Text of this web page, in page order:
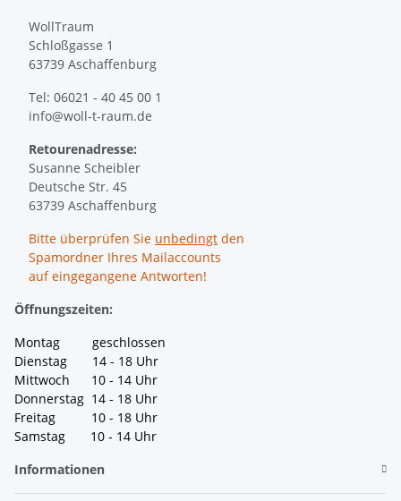
WollTraum
Schloßgasse 1
63739 Aschaffenburg
Tel: 06021 - 40 45 00 1
info@woll-t-raum.de
Retourenadresse:
Susanne Scheibler
Deutsche Str. 45
63739 Aschaffenburg
Bitte überprüfen Sie unbedingt den
Spamordner Ihres Mailaccounts
auf eingegangene Antworten!
Öffnungszeiten:
Montag geschlossen
Dienstag 14 - 18 Uhr
Mittwoch 10 - 14 Uhr
Donnerstag 14 - 18 Uhr
Freitag 10 - 18 Uhr
Samstag 10 - 14 Uhr
Informationen